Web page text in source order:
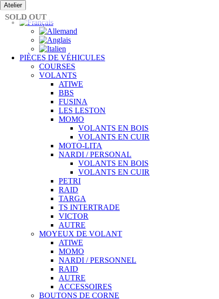
Passer
au
contenu
Atelier
PIÈCES DE VÉHICULES
COURSES
VOLANTS
ATIWE
BBS
FUSINA
LES LESTON
MOMO
VOLANTS EN BOIS
VOLANTS EN CUIR
MOTO-LITA
NARDI / PERSONAL
VOLANTS EN BOIS
VOLANTS EN CUIR
PETRI
RAID
TARGA
TS INTERTRADE
VICTOR
AUTRE
MOYEUX DE VOLANT
ATIWE
MOMO
NARDI / PERSONNEL
RAID
AUTRE
ACCESSOIRES
BOUTONS DE CORNE
SOLD OUT